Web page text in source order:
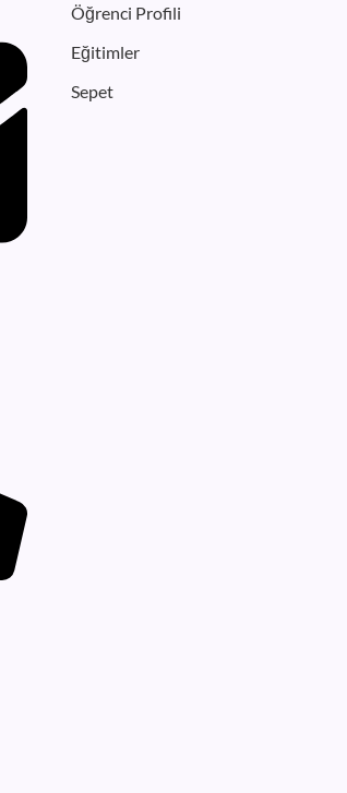
Öğrenci Profili
Eğitimler
Sepet